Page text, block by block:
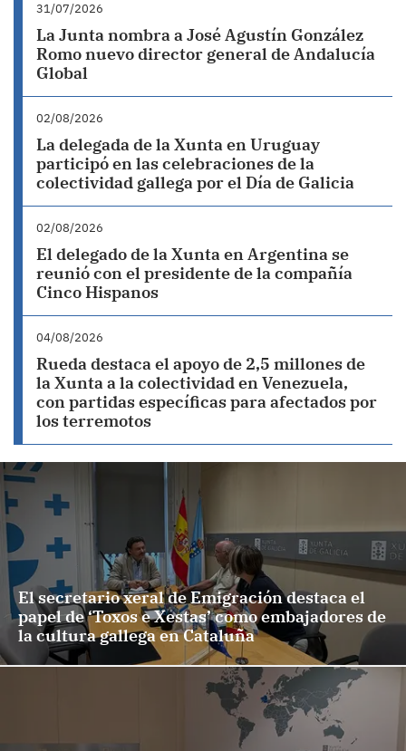
31/07/2026
La Junta nombra a José Agustín González
Romo nuevo director general de Andalucía
Global
02/08/2026
La delegada de la Xunta en Uruguay
participó en las celebraciones de la
colectividad gallega por el Día de Galicia
02/08/2026
El delegado de la Xunta en Argentina se
reunió con el presidente de la compañía
Cinco Hispanos
04/08/2026
Rueda destaca el apoyo de 2,5 millones de
la Xunta a la colectividad en Venezuela,
con partidas específicas para afectados por
los terremotos
El secretario xeral de Emigración destaca el
papel de ‘Toxos e Xestas’ como embajadores de
la cultura gallega en Cataluña